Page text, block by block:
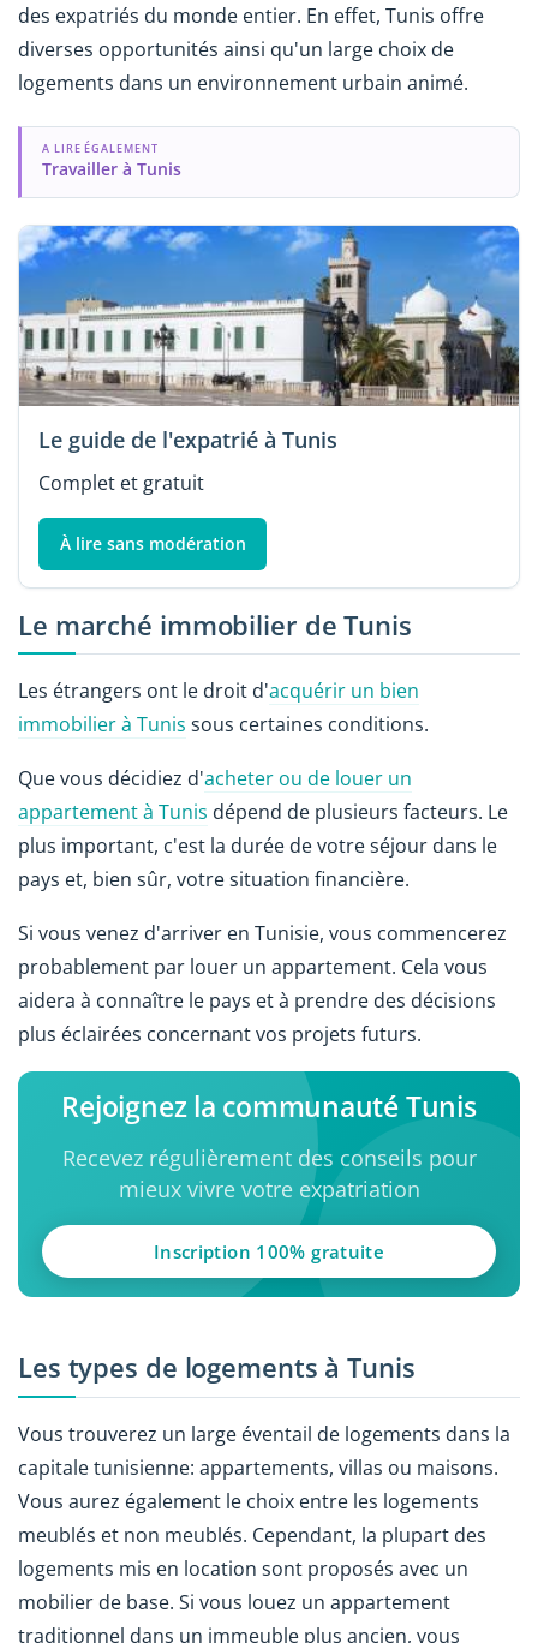
des expatriés du monde entier. En effet, Tunis offre
diverses opportunités ainsi qu'un large choix de
logements dans un environnement urbain animé.
A LIRE ÉGALEMENT
Travailler à Tunis
Le guide de l'expatrié à Tunis
Complet et gratuit
À lire sans modération
Le marché immobilier de Tunis
Les étrangers ont le droit d'acquérir un bien
immobilier à Tunis sous certaines conditions.
Que vous décidiez d'acheter ou de louer un
appartement à Tunis dépend de plusieurs facteurs. Le
plus important, c'est la durée de votre séjour dans le
pays et, bien sûr, votre situation financière.
Si vous venez d'arriver en Tunisie, vous commencerez
probablement par louer un appartement. Cela vous
aidera à connaître le pays et à prendre des décisions
plus éclairées concernant vos projets futurs.
Rejoignez la communauté Tunis
Recevez régulièrement des conseils pour
mieux vivre votre expatriation
Inscription 100% gratuite
Les types de logements à Tunis
Vous trouverez un large éventail de logements dans la
capitale tunisienne: appartements, villas ou maisons.
Vous aurez également le choix entre les logements
meublés et non meublés. Cependant, la plupart des
logements mis en location sont proposés avec un
mobilier de base. Si vous louez un appartement
traditionnel dans un immeuble plus ancien, vous